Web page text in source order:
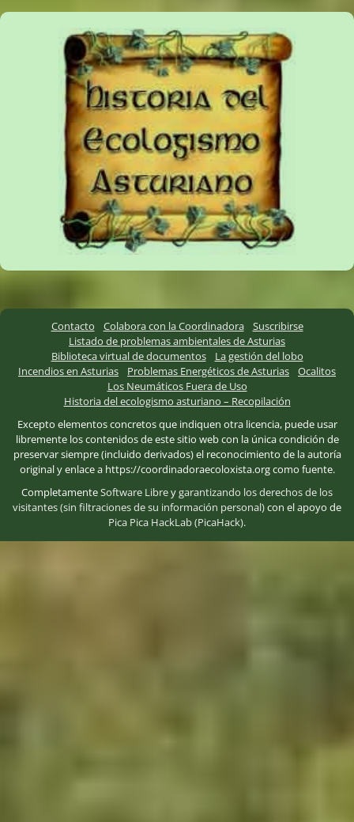
Contacto Colabora con la Coordinadora
Suscribirse
Listado de problemas ambientales de Asturias
Biblioteca virtual de documentos
La gestión del lobo
Incendios en Asturias
Problemas Energéticos de Asturias
Ocalitos
Los Neumáticos Fuera de Uso
Historia del ecologismo asturiano – Recopilación
Excepto elementos concretos que indiquen otra licencia, puede usar
libremente los contenidos de este sitio web con la única condición de
preservar siempre (incluido derivados) el reconocimiento de la autoría
original y enlace a https://coordinadoraecoloxista.org como fuente.
CompletamenteSoftware Libreygarantizando los derechos de los
visitantes (sin filtraciones de su información personal)con el apoyo de
Pica Pica HackLab (PicaHack).